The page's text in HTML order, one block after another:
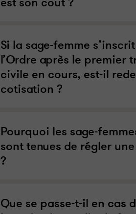
Si la sage-femme
l’Ordre après le premier
civile en cours, est-il
cotisation ?
Pourquoi les sage-
sont tenues de régler
?
Que se passe-t-il en cas